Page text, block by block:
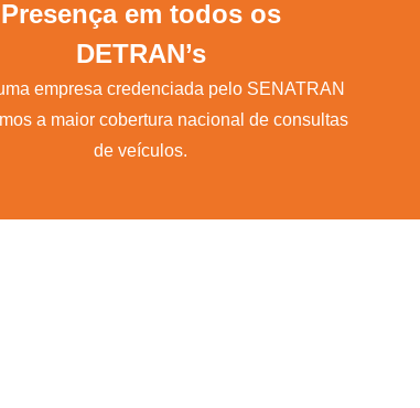
Presença em todos os
DETRAN’s
empresa credenciada pelo SENATRAN
a maior cobertura nacional de consultas
de veículos.